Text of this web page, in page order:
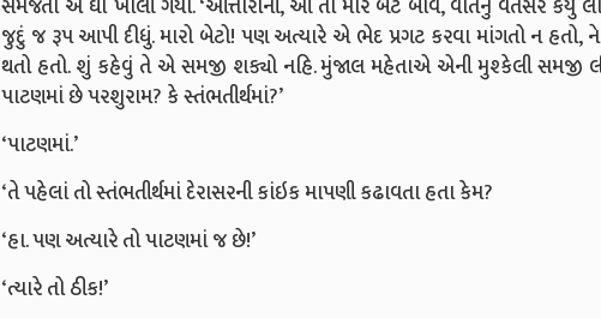
સમજતાં એ ઘા ખાલી ગયો. ‘ઓત્તારીની, આ તો મારે બેટે બાવે, વાતનું વતેસર કર્યું
જુદું જ રૂપ આપી દીધું. મારો બેટો! પણ અત્યારે એ ભેદ પ્રગટ કરવા માંગતો ન હતો,
થતો હતો. શું કહેવું તે એ સમજી શક્યો નહિ. મુંજાલ મહેતાએ એની મુશ્કેલી સમજી
પાટણમાં છે પરશુરામ? કે સ્તંભતીર્થમાં?’
‘પાટણમાં.’
‘તે પહેલાં તો સ્તંભતીર્થમાં દેરાસરની કાંઇક માપણી કઢાવતા હતા કેમ?
‘હા. પણ અત્યારે તો પાટણમાં જ છે!’
‘ત્યારે તો ઠીક!’